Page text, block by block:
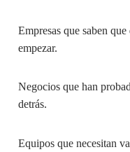
Empresas que saben
empezar.
Negocios que han
detrás.
Equipos que necesitan